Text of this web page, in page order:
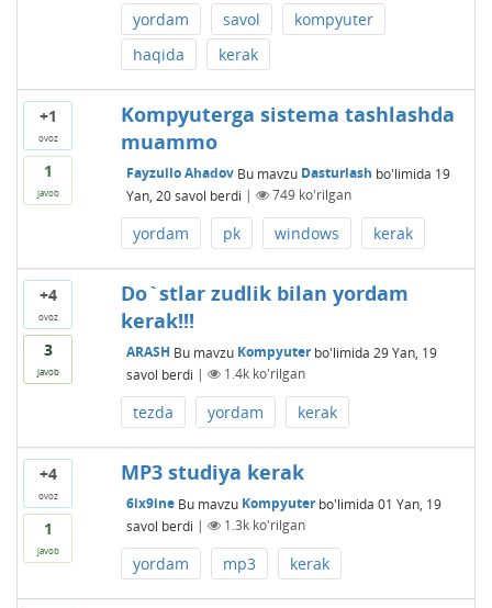
yordam savol
kompyuter
haqida
kerak
+1
ovoz
1
javob
Kompyuterga sistema tashlashda
muammo
Fayzullo Ahadov Bu mavzu Dasturlash bo'limida 19
Yan, 20 savol berdi | 749ko'rilgan
yordam pk windows kerak
+4
ovoz
3
javob
Do`stlar zudlik bilan yordam
kerak!!!
ARASH Bu mavzu Kompyuterbo'limida 29 Yan, 19
savol berdi | 1.4kko'rilgan
tezda yordam kerak
+4
ovoz
1
javob
MP3 studiya kerak
6ix9ine Bu mavzu Kompyuterbo'limida 01 Yan, 19
savol berdi | 1.3kko'rilgan
yordam mp3 kerak